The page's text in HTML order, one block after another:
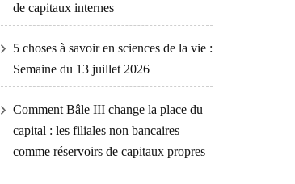
de capitaux internes
5 choses à savoir en sciences de la vie :
Semaine du 13 juillet 2026
Comment Bâle III change la place du
capital : les filiales non bancaires
comme réservoirs de capitaux propres